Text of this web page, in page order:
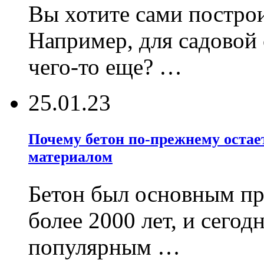
Вы хотите сами
Например, для
чего-то еще? …
25.01.23
Почему бетон по-прежнему
материалом
Бетон был основным
более 2000 лет, и
популярным …